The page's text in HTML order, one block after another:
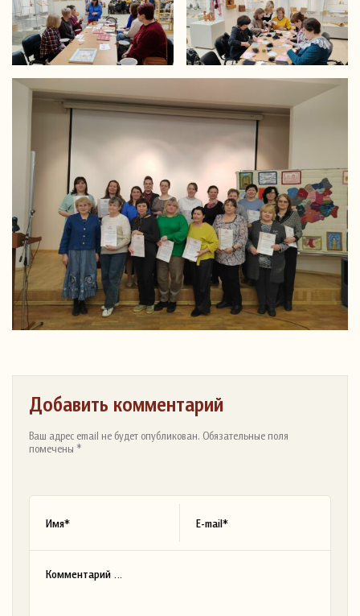
Добавить комментарий
Ваш адрес email не будет опубликован. Обязательные поля
помечены *